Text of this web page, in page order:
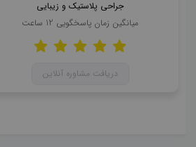
جراحی پلاستیک و زیبایی
میانگین زمان پاسخگویی 12 ساعت
دریافت مشاوره آنلاین